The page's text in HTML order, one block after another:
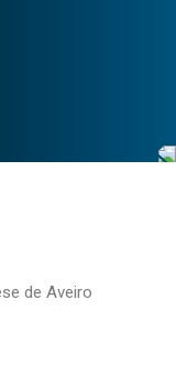
de Aveiro